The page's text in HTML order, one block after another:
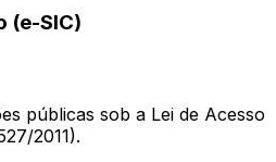
(e-SIC)
públicas sob a Lei de Acesso
2011).